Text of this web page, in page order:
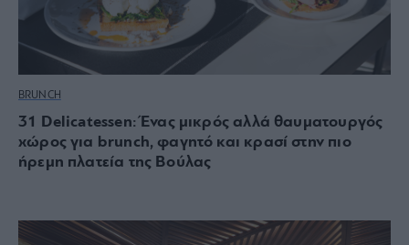
BRUNCH
31 Delicatessen: Ένας μικρός αλλά θαυματουργός
χώρος για brunch, φαγητό και κρασί στην πιο
ήρεμη πλατεία της Βούλας